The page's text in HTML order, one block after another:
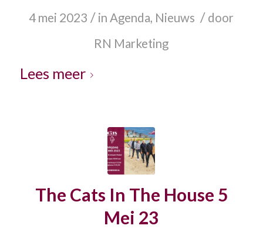
4 mei 2023 / inAgenda, Nieuws / door
RN Marketing
Lees meer
The Cats In The House 5
Mei 23